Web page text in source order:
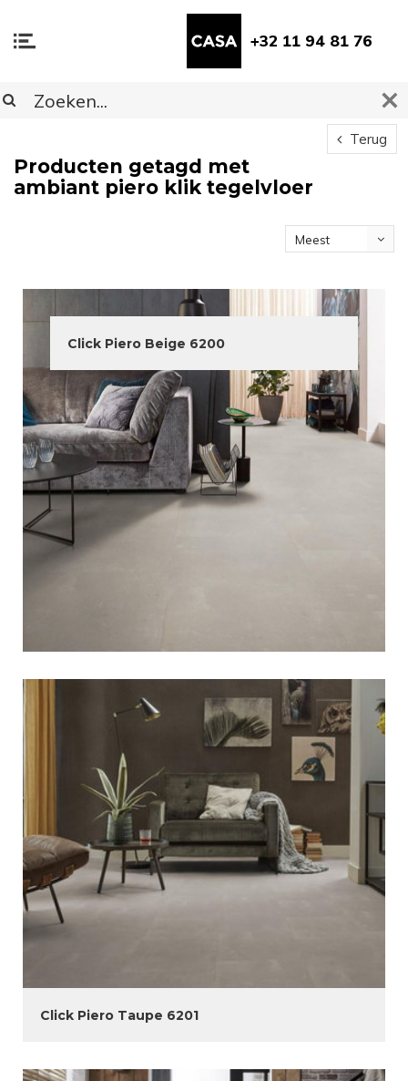
+32 11 94 81 76
Terug
Producten getagd met
ambiant piero klik tegelvloer
Meest
Click Piero Beige 6200
Click Piero Taupe 6201